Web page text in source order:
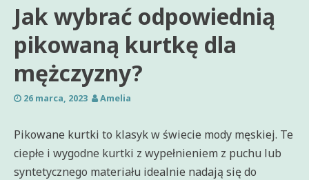
Jak wybrać odpowiednią
pikowaną kurtkę dla
mężczyzny?
26 marca, 2023 Amelia
Pikowane kurtki to klasyk w świecie mody męskiej. Te
ciepłe i wygodne kurtki z wypełnieniem z puchu lub
syntetycznego materiału idealnie nadają się do